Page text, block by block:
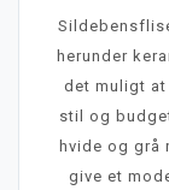
herunder
det muligt
stil og
hvide og grå
give et